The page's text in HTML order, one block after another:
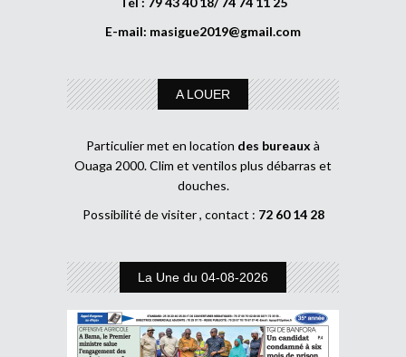
E-mail: masigue2019@gmail.com
A LOUER
Particulier met en location des bureaux à
Ouaga 2000. Clim et ventilos plus débarras et
douches.
Possibilité de visiter , contact : 72 60 14 28
La Une du 04-08-2026